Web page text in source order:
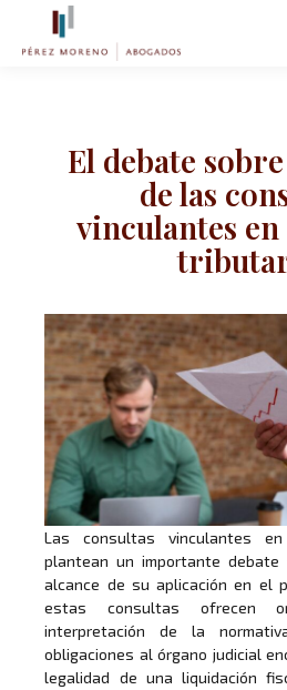
El debate
de las
vinculantes
Las consultas vinculantes
plantean un importante
alcance de su aplicación en el
estas consultas ofrecen
interpretación de la
obligaciones al órgano judicial
legalidad de una liquidación